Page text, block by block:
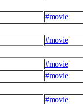
#movie
#movie
#movie
#movie
#movie